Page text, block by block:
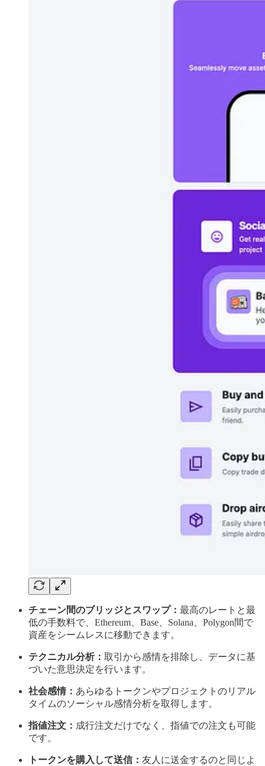
チェーン間のブリッジとスワップ： 最高のレートと最
低の手数料で、Ethereum、Base、Solana、Polygon間で
資産をシームレスに移動できます。
テクニカル分析： 取引から感情を排除し、データに基
づいた意思決定を行います。
社会感情： あらゆるトークンやプロジェクトのリアル
タイムのソーシャル感情分析を取得します。
指値注文： 成行注文だけでなく、指値での注文も可能
です。
トークンを購入して送信： 友人に送金するのと同じよ